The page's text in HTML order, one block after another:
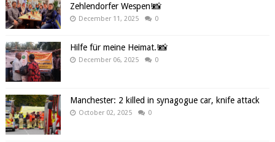
Zehlendorfer Wespen!📸
December 11, 2025 0
Hilfe für meine Heimat.!📸
December 06, 2025 0
Manchester: 2 killed in synagogue car, knife attack
October 02, 2025 0